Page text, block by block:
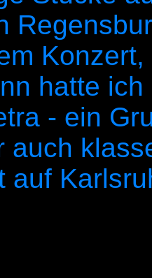
hatte
- ein
auch
auf